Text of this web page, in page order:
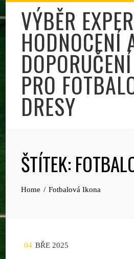
to
contentVÝBĚR
HODNOCENÍ
DOPORUČENÍ
PRO
DRESY
ŠTÍTEK:
Home Fotbalová Ikona
04 BŘE 2025